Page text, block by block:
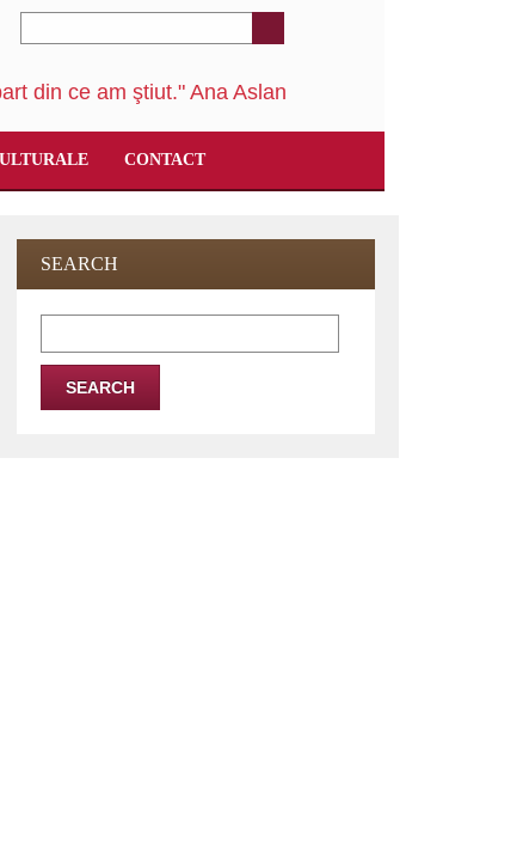
din ce am ştiut." Ana Aslan
CONTACT
SEARCH
for: